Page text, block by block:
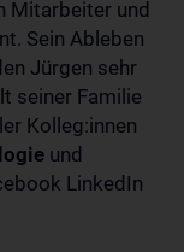
Mitarbeiter und
Sein Ableben
Jürgen sehr
seiner Familie
Kolleg:innen
und
LinkedIn